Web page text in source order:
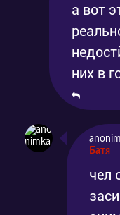
а вот
них в
Батя
чел